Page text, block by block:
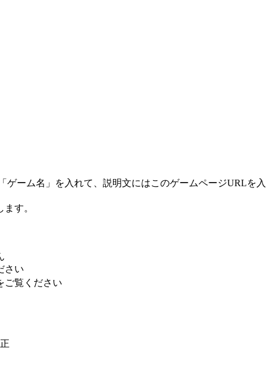
ーム名」を入れて、説明文にはこのゲームページURLを
す。
さい
ご覧ください